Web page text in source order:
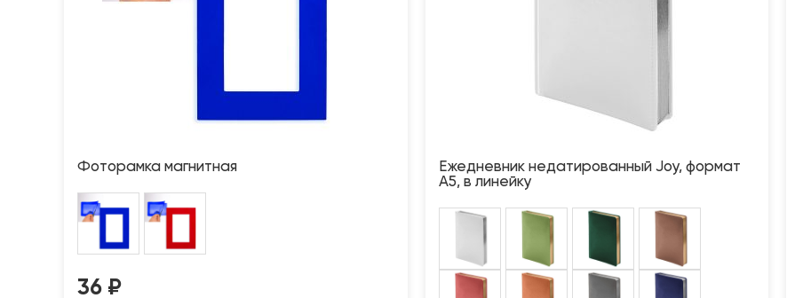
Фоторамка магнитная
36 ₽
Ежедневник недатированный Joy, формат
А5, в линейку